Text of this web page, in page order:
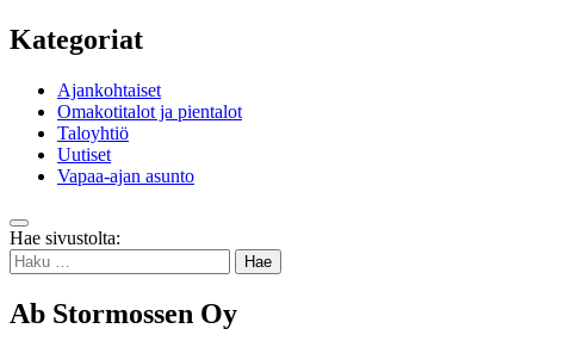
Kategoriat
Ajankohtaiset
Omakotitalot ja pientalot
Taloyhtiö
Uutiset
Vapaa-ajan asunto
Takaisin
ylös
Hae sivustolta:
Haku:
Ab Stormossen Oy